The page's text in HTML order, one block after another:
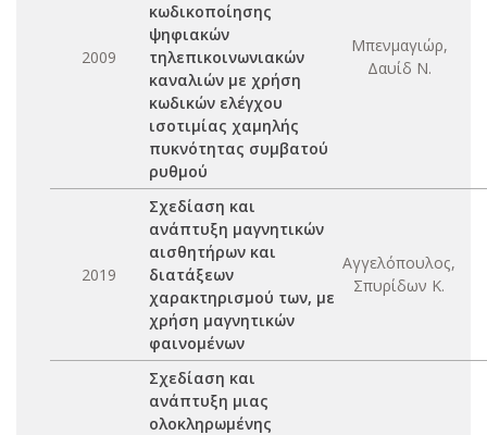
2009
κωδικοποίησης
ψηφιακών
τηλεπικοινωνιακών
καναλιών με χρήση
κωδικών ελέγχου
ισοτιμίας χαμηλής
πυκνότητας συμβατού
ρυθμού
Μπενμαγιώρ,
Δαυίδ Ν.
2019
Σχεδίαση και
ανάπτυξη μαγνητικών
αισθητήρων και
διατάξεων
χαρακτηρισμού των, με
χρήση μαγνητικών
φαινομένων
Αγγελόπουλος,
Σπυρίδων Κ.
Σχεδίαση και
ανάπτυξη μιας
ολοκληρωμένης